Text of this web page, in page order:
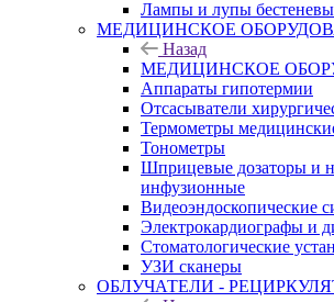
Лампы и лупы
МЕДИЦИНСКОЕ
Назад
МЕДИЦИНСКОЕ
Аппараты гипотермии
Отсасыватели
Термометры
Тонометры
Шприцевые дозаторы и
инфузионные
Видеоэндоскопические
Электрокардиографы и
Стоматологические
УЗИ сканеры
ОБЛУЧАТЕЛИ -